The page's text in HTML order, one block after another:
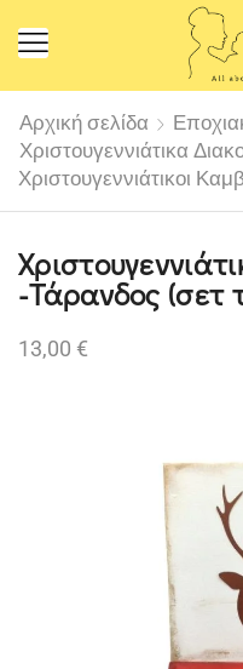
Αρχική σελίδα
Χριστουγεννιάτικα
Χριστουγεννιάτικοι
-Τάρανδος (σετ
13,00 €